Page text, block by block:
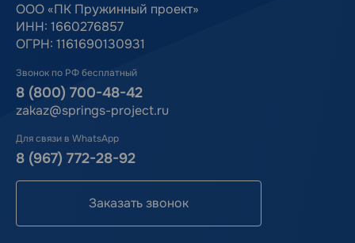
ООО «ПК Пружинный проект»
ИНН: 1660276857
ОГРН: 1161690130931
Звонок по РФ бесплатный
8 (800) 700-48-42
zakaz@springs-project.ru
Для связи в WhatsApp
8 (967) 772-28-92
Заказать звонок